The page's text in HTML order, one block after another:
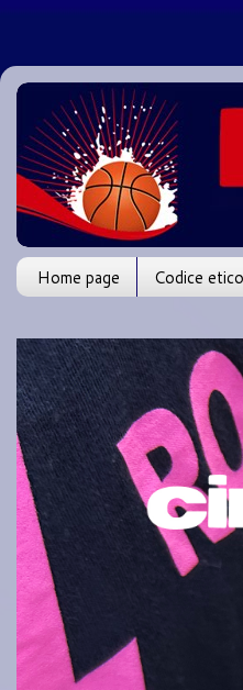
Home page Codice